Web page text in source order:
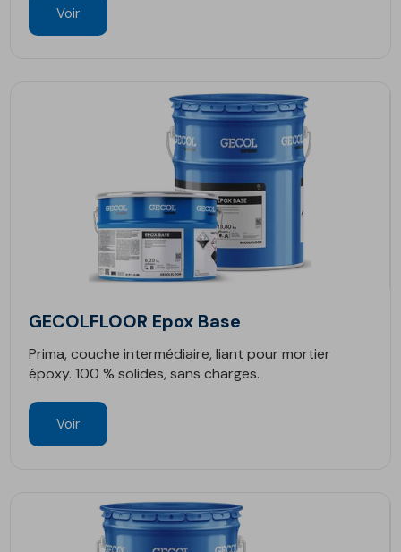
Voir
GECOLFLOOR Epox Base
Prima, couche intermédiaire, liant pour mortier
époxy. 100 % solides, sans charges.
Voir